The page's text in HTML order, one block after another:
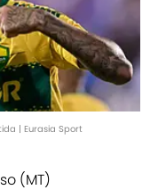
| Eurasia Sport
(MT)